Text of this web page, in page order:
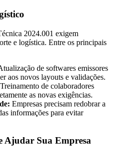
2024.001 exigem
e logística. Entre os principais
de softwares emissores
aos novos layouts e validações.
Treinamento de colaboradores
as novas exigências.
Empresas precisam redobrar a
informações para evitar
Ajudar Sua Empresa